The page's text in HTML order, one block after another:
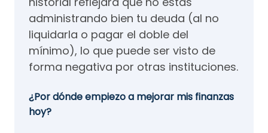
administrando bien tu deuda (al no
liquidarla o pagar el doble del
mínimo), lo que puede ser visto de
forma negativa por otras instituciones.
¿Por dónde empiezo a mejorar mis finanzas
hoy?